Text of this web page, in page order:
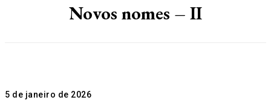
Novos nomes – II
5 de janeiro de 2026